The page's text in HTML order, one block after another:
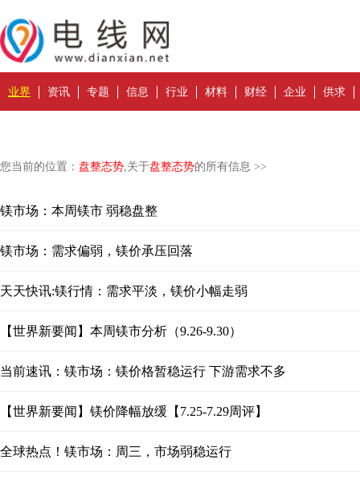
业界 资讯 专题 信息 行业 材料 财经 企业 供求
您当前的位置： 盘整态势,关于盘整态势的所有信息 >>
镁市场：本周镁市 弱稳盘整
镁市场：需求偏弱，镁价承压回落
天天快讯:镁行情：需求平淡，镁价小幅走弱
【世界新要闻】本周镁市分析（9.26-9.30）
当前速讯：镁市场：镁价格暂稳运行 下游需求不多
【世界新要闻】镁价降幅放缓【7.25-7.29周评】
全球热点！镁市场：周三，市场弱稳运行